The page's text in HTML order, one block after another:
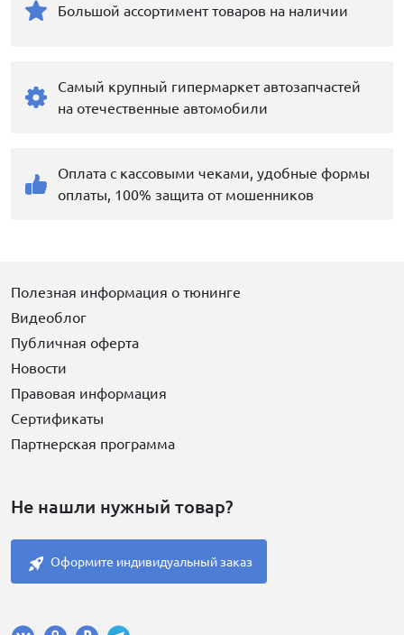
Большой ассортимент товаров на наличии
Самый крупный гипермаркет автозапчастей
на отечественные автомобили
Оплата с кассовыми чеками, удобные формы
оплаты, 100% защита от мошенников
Полезная информация о тюнинге
Видеоблог
Публичная оферта
Новости
Правовая информация
Сертификаты
Партнерская программа
Не нашли нужный товар?
Оформите индивидуальный заказ